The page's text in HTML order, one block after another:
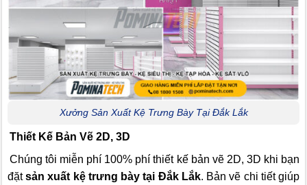
Xưởng Sản Xuất Kệ Trưng Bày Tại Đắk Lắk
Thiết Kế Bản Vẽ 2D, 3D
Chúng tôi miễn phí 100% phí thiết kế bản vẽ 2D, 3D khi bạn
đặtsản xuất kệ trưng bày tại Đắk Lắk. Bản vẽ chi tiết giúp